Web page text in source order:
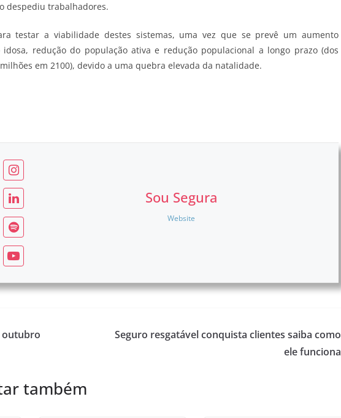
despediu trabalhadores.
testar a viabilidade destes sistemas, uma vez que se prevê um aumento
redução do população ativa e redução populacional a longo prazo (dos
em 2100), devido a uma quebra elevada da natalidade.
Sou Segura
Website
outubro
Seguro resgatável conquista clientes saiba como
ele funciona
também